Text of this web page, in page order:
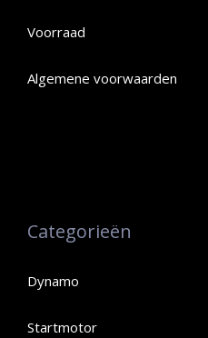
Voorraad
Algemene voorwaarden
Categorieën
Dynamo
Startmotor